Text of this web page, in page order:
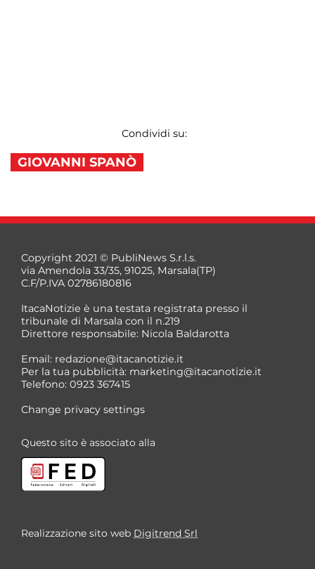
Condividi su:
GIOVANNI SPANÒ
Copyright 2021 © PubliNews S.r.l.s.
via Amendola 33/35, 91025, Marsala(TP)
C.F/P.IVA 02786180816
ItacaNotizie è una testata registrata presso il
tribunale di Marsala con il n.219
Direttore responsabile: Nicola Baldarotta
Email: redazione@itacanotizie.it
Per la tua pubblicità: marketing@itacanotizie.it
Telefono: 0923 367415
Change privacy settings
Questo sito è associato alla
Realizzazione sito web Digitrend Srl